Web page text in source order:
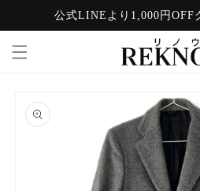
コンテン公式LINEより1,000円OFF
にスキッ
プ